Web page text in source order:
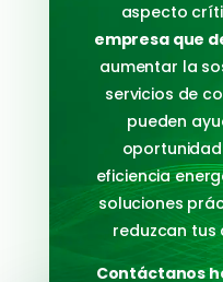
aspecto
empresa que
aumentar la
servicios de
pueden
eficiencia
soluciones
reduzcan tus
Contáctanos